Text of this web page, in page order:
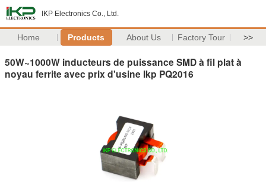
IKP Electronics Co., Ltd.
Home Products About Us Factory Tour >>
50W~1000W inducteurs de puissance SMD à fil plat à
noyau ferrite avec prix d'usine Ikp PQ2016